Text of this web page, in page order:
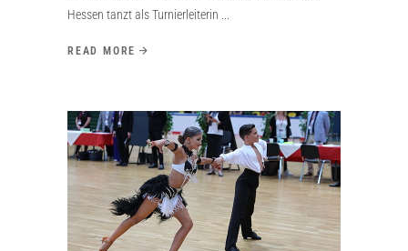
Hessen tanzt als Turnierleiterin
READ MORE